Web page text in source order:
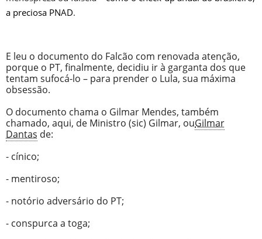
a preciosa PNAD.
E leu o documento do Falcão com renovada atenção,
porque o PT, finalmente, decidiu ir à garganta dos que
tentam sufocá-lo – para prender o Lula, sua máxima
obsessão.
O documento chama o Gilmar Mendes, também
chamado, aqui, de Ministro (sic) Gilmar, ouGilmar
Dantas de:
- cínico;
- mentiroso;
- notório adversário do PT;
- conspurca a toga;